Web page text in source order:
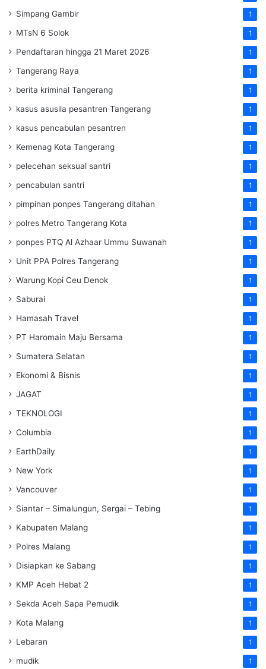
Simpang Gambir 1
MTsN 6 Solok 1
Pendaftaran hingga 21 Maret 2026 1
Tangerang Raya 1
berita kriminal Tangerang 1
kasus asusila pesantren Tangerang 1
kasus pencabulan pesantren 1
Kemenag Kota Tangerang 1
pelecehan seksual santri 1
pencabulan santri 1
pimpinan ponpes Tangerang ditahan 1
polres Metro Tangerang Kota 1
ponpes PTQ Al Azhaar Ummu Suwanah 1
Unit PPA Polres Tangerang 1
Warung Kopi Ceu Denok 1
Saburai 1
Hamasah Travel 1
PT Haromain Maju Bersama 1
Sumatera Selatan 1
Ekonomi & Bisnis 1
JAGAT 1
TEKNOLOGI 1
Columbia 1
EarthDaily 1
New York 1
Vancouver 1
Siantar – Simalungun, Sergai – Tebing 1
Kabupaten Malang 1
Polres Malang 1
Disiapkan ke Sabang 1
KMP Aceh Hebat 2 1
Sekda Aceh Sapa Pemudik 1
Kota Malang 1
Lebaran 1
mudik 1